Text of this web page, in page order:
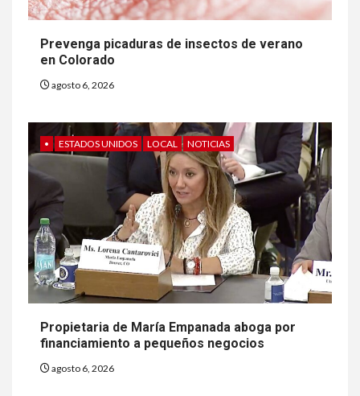
Prevenga picaduras de insectos de verano
en Colorado
agosto 6, 2026
• ESTADOS UNIDOS LOCAL NOTICIAS
Propietaria de María Empanada aboga por
financiamiento a pequeños negocios
agosto 6, 2026